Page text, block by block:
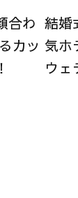
合わ
カッ
結婚
気ホ
ウェ